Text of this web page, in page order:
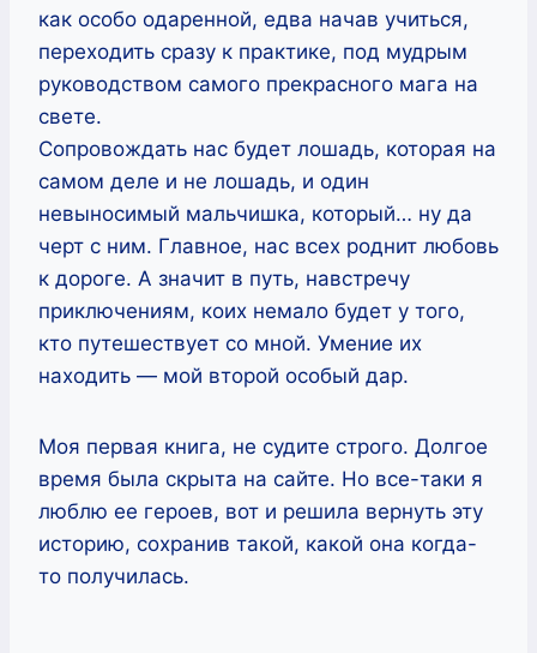
как особо одаренной, едва начав учиться,
переходить сразу к практике, под мудрым
руководством самого прекрасного мага на
свете.
Сопровождать нас будет лошадь, которая на
самом деле и не лошадь, и один
невыносимый мальчишка, который… ну да
черт с ним. Главное, нас всех роднит любовь
к дороге. А значит в путь, навстречу
приключениям, коих немало будет у того,
кто путешествует со мной. Умение их
находить — мой второй особый дар.
Моя первая книга, не судите строго. Долгое
время была скрыта на сайте. Но все-таки я
люблю ее героев, вот и решила вернуть эту
историю, сохранив такой, какой она когда-
то получилась.